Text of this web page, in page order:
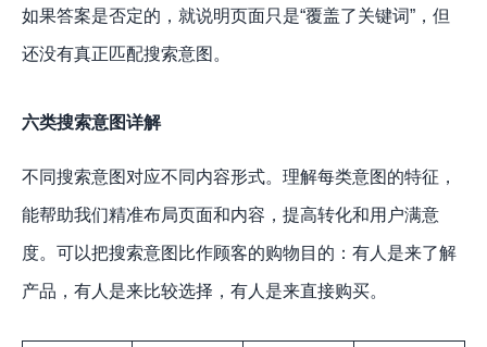
如果答案是否定的，就说明页面只是“覆盖了关键词”，但
还没有真正匹配搜索意图。
六类搜索意图详解
不同搜索意图对应不同内容形式。理解每类意图的特征，
能帮助我们精准布局页面和内容，提高转化和用户满意
度。可以把搜索意图比作顾客的购物目的：有人是来了解
产品，有人是来比较选择，有人是来直接购买。